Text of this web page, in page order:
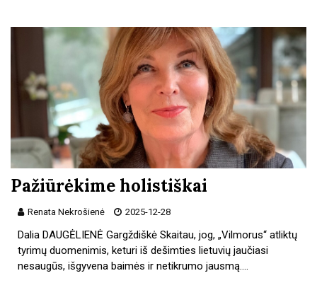
Pažiūrėkime holistiškai
Renata Nekrošienė 2025-12-28
Dalia DAUGĖLIENĖ Gargždiškė Skaitau, jog, „Vilmorus“ atliktų
tyrimų duomenimis, keturi iš dešimties lietuvių jaučiasi
nesaugūs, išgyvena baimės ir netikrumo jausmą.…